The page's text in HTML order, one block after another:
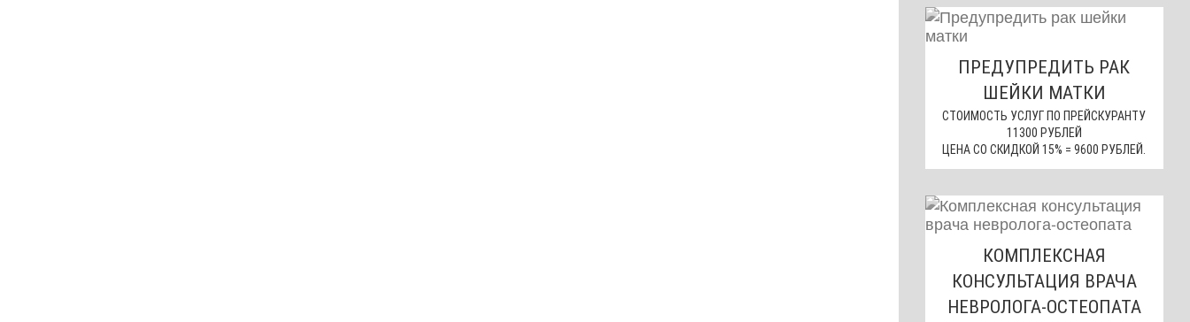
ПРЕДУПРЕДИТЬ РАК
ШЕЙКИ МАТКИ
СТОИМОСТЬ УСЛУГ ПО ПРЕЙСКУРАНТУ
11300 РУБЛЕЙ
ЦЕНА СО СКИДКОЙ 15% = 9600 РУБЛЕЙ.
КОМПЛЕКСНАЯ
КОНСУЛЬТАЦИЯ ВРАЧА
НЕВРОЛОГА-ОСТЕОПАТА